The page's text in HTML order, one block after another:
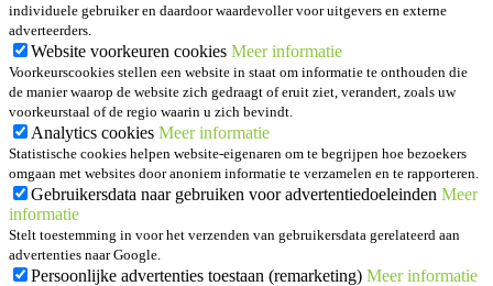
individuele gebruiker en daardoor waardevoller voor uitgevers en externe
adverteerders.
Website voorkeuren cookies Meer informatie
Voorkeurscookies stellen een website in staat om informatie te onthouden die
de manier waarop de website zich gedraagt of eruit ziet, verandert, zoals uw
voorkeurstaal of de regio waarin u zich bevindt.
Analytics cookies Meer informatie
Statistische cookies helpen website-eigenaren om te begrijpen hoe bezoekers
omgaan met websites door anoniem informatie te verzamelen en te rapporteren.
Gebruikersdata naar gebruiken voor advertentiedoeleinden Meer
informatie
Stelt toestemming in voor het verzenden van gebruikersdata gerelateerd aan
advertenties naar Google.
Persoonlijke advertenties toestaan (remarketing) Meer informatie